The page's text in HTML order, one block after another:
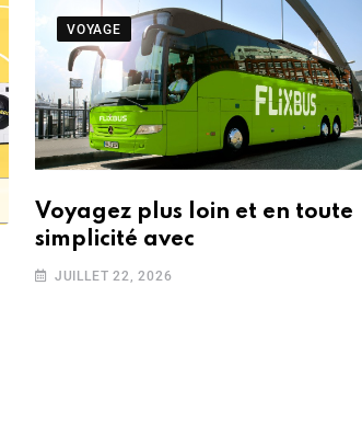
VOYAGE
Voyagez plus loin et en toute
simplicité avec
JUILLET 22, 2026